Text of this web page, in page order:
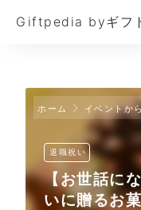
Giftpedia byギフ
ホーム イベントか
退職祝い
【お世話に
いに贈るお